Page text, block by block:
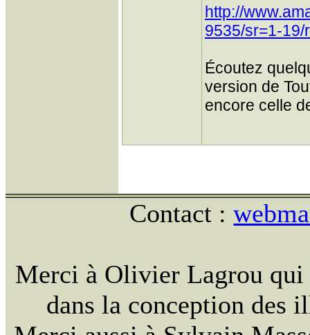
http://
9535/sr=1-
Écoutez
version de
encore celle
Contact :
Merci à Olivier Lagrou qui
dans la conception des